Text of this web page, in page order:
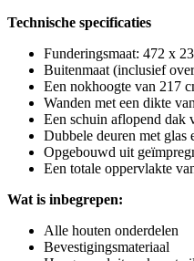
Technische specificaties
Funderingsmaat: 472 x
Buitenmaat (inclusief
Een nokhoogte van 217
Wanden met een dikte
Een schuin aflopend dak
Dubbele deuren met glas
Opgebouwd uit
Een totale oppervlakte
Wat is inbegrepen:
Alle houten onderdelen
Bevestigingsmateriaal